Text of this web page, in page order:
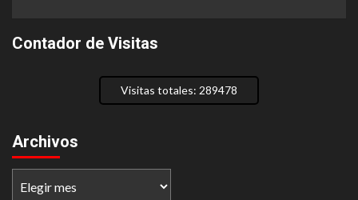
Contador de Visitas
Visitas totales: 289478
Archivos